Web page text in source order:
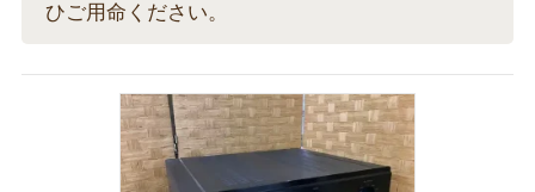
ひご用命ください。